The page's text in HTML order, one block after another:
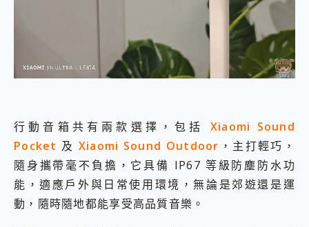
行動音箱共有兩款選擇，包括 Xiaomi Sound
Pocket 及 Xiaomi Sound Outdoor ，主打輕巧，
隨身攜帶毫不負擔，它具備 IP67 等級防塵防水功
能，適應戶外與日常使用環境，無論是郊遊還是運
動，隨時隨地都能享受高品質音樂。